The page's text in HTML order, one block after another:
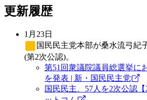
更新履歴
1月23日
国民民主党本部が桑水流弓紀
(第2次公認)。
第51回衆議院議員総選挙に
を発表 | 新・国民民主党
国民民主、57人を2次公認